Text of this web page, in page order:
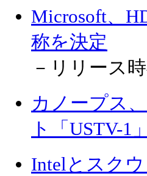
Microsoft、
称を決定
－リリース
カノープス
ト「USTV-1」
Intelとスク